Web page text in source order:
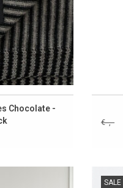
Chocolate -
€--,--
SALE